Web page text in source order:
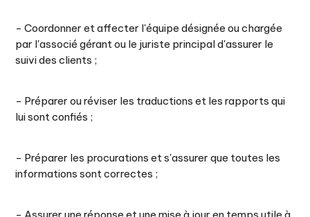
- Coordonner et affecter l'équipe désignée ou chargée
par l'associé gérant ou le juriste principal d'assurer le
suivi des clients ;
- Préparer ou réviser les traductions et les rapports qui
lui sont confiés ;
- Préparer les procurations et s'assurer que toutes les
informations sont correctes ;